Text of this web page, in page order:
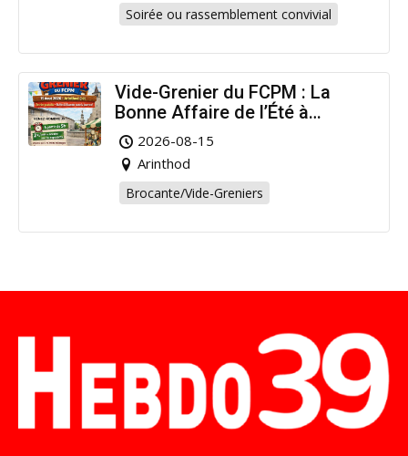
Soirée ou rassemblement convivial
Vide-Grenier du FCPM : La
Bonne Affaire de l’Été à
Arinthod !
2026-08-15
Arinthod
Brocante/Vide-Greniers